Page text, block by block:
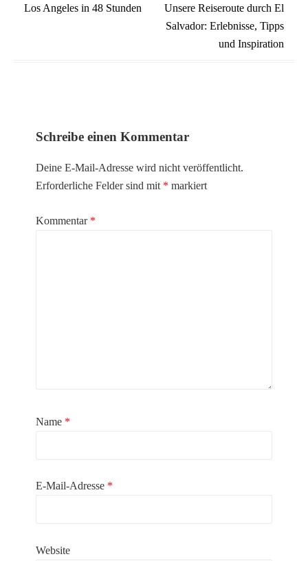
Beitragsnavigation
Los Angeles in 48 Stunden
Unsere Reiseroute durch El
Salvador: Erlebnisse, Tipps
und Inspiration
Schreibe einen Kommentar
Deine E-Mail-Adresse wird nicht veröffentlicht.
Erforderliche Felder sind mit * markiert
Kommentar *
Name *
E-Mail-Adresse *
Website